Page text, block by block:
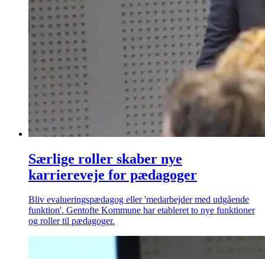
Særlige roller skaber nye
karriereveje for pædagoger
Bliv evalueringspædagog eller 'medarbejder med udgående
funktion'. Gentofte Kommune har etableret to nye funktioner
og roller til pædagoger.